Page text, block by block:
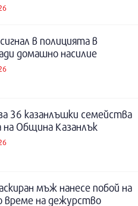
в полицията в
домашно насилие
36 казанлъшки семейства
на Община Казанлък
мъж нанесе побой на
време на дежурство